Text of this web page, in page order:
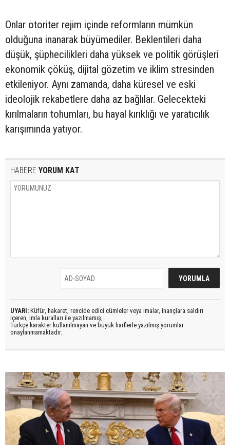
Onlar otoriter rejim içinde reformların mümkün
olduğuna inanarak büyümediler. Beklentileri daha
düşük, şüphecilikleri daha yüksek ve politik görüşleri
ekonomik çöküş, dijital gözetim ve iklim stresinden
etkileniyor. Aynı zamanda, daha küresel ve eski
ideolojik rekabetlere daha az bağlılar. Gelecekteki
kırılmaların tohumları, bu hayal kırıklığı ve yaratıcılık
karışımında yatıyor.
HABERE YORUM KAT
UYARI: Küfür, hakaret, rencide edici cümleler veya imalar, inançlara saldırı
içeren, imla kuralları ile yazılmamış,
Türkçe karakter kullanılmayan ve büyük harflerle yazılmış yorumlar
onaylanmamaktadır.